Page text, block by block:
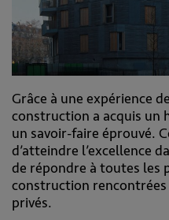
Grâce à une expérience
construction a acquis un
un savoir-faire éprouvé.
d’atteindre l’excellence
de répondre à toutes les
construction
privés.